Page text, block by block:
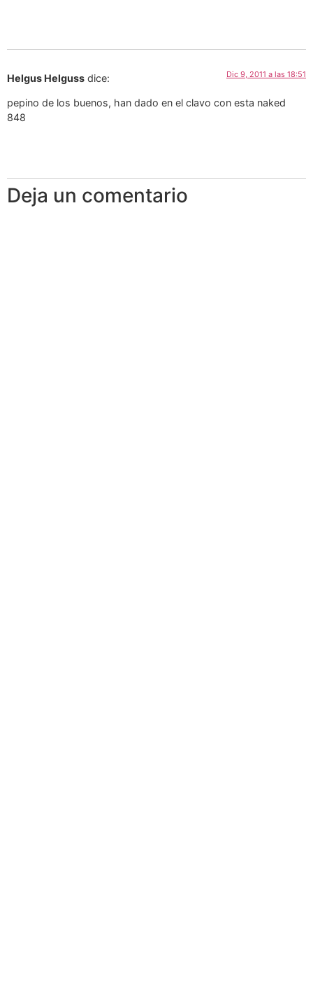
Helgus Helguss dice: Dic 9, 2011 a las 18:51
pepino de los buenos, han dado en el clavo con esta naked
848
Deja un comentario